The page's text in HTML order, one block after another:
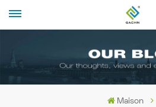
Maison